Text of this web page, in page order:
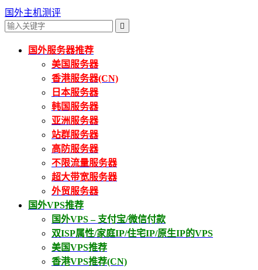
国外主机测评

国外服务器推荐
美国服务器
香港服务器(CN)
日本服务器
韩国服务器
亚洲服务器
站群服务器
高防服务器
不限流量服务器
超大带宽服务器
外贸服务器
国外VPS推荐
国外VPS – 支付宝/微信付款
双ISP属性/家庭IP/住宅IP/原生IP的VPS
美国VPS推荐
香港VPS推荐(CN)